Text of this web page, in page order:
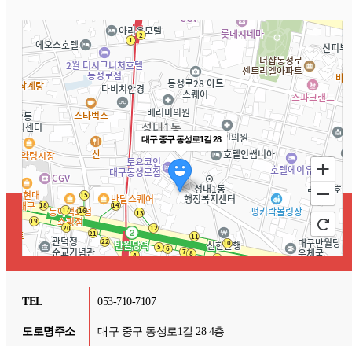
대구 중구 동성로1길 28
TEL 053-710-7107
도로명주소 대구 중구 동성로1길 28 4층